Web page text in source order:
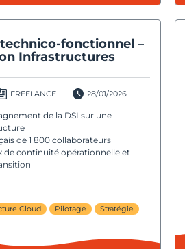
fonctionnel –
Infrastructures
FREELANCE 28/01/2026
de la DSI sur une
de 1 800 collaborateurs
de continuité opérationnelle et
Cloud Pilotage Stratégie